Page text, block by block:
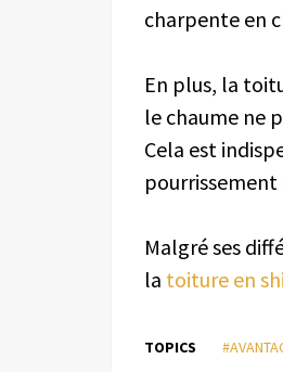
charpente en
En plus, la
le chaume ne
Cela est
pourrissement
Malgré ses
la toiture en
TOPICS